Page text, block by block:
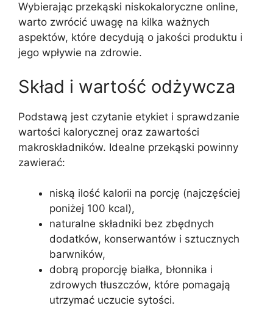
Wybierając przekąski niskokaloryczne online,
warto zwrócić uwagę na kilka ważnych
aspektów, które decydują o jakości produktu i
jego wpływie na zdrowie.
Skład i wartość odżywcza
Podstawą jest czytanie etykiet i sprawdzanie
wartości kalorycznej oraz zawartości
makroskładników. Idealne przekąski powinny
zawierać:
niską ilość kalorii na porcję (najczęściej
poniżej 100 kcal),
naturalne składniki bez zbędnych
dodatków, konserwantów i sztucznych
barwników,
dobrą proporcję białka, błonnika i
zdrowych tłuszczów, które pomagają
utrzymać uczucie sytości.